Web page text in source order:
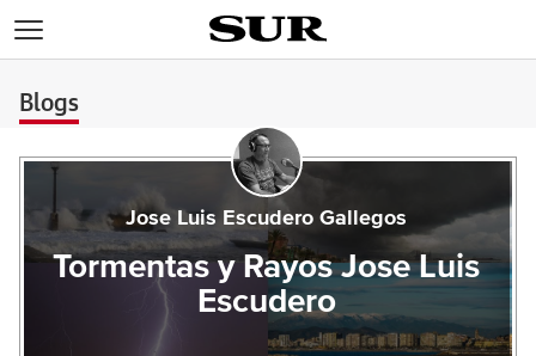
Blogs
Jose Luis Escudero Gallegos
Tormentas y Rayos Jose Luis
Escudero